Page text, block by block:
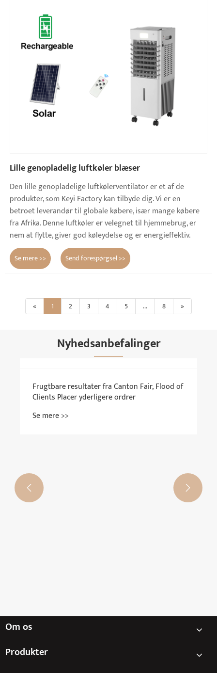
Lille genopladelig luftkøler blæser
Den lille genopladelige luftkølerventilator er et af de
produkter, som Keyi Factory kan tilbyde dig. Vi er en
betroet leverandør til globale købere, især mange købere
fra Afrika. Denne luftkøler er velegnet til hjemmebrug, er
nem at flytte, giver god køleydelse og er energieffektiv.
Se mere >> Send forespørgsel >>
« 1 2 3 4 5 ... 8 »
Nyhedsanbefalinger
Frugtbare resultater fra Canton Fair, Flood of
Clients Placer yderligere ordrer
Se mere >>
 
Om os
Produkter